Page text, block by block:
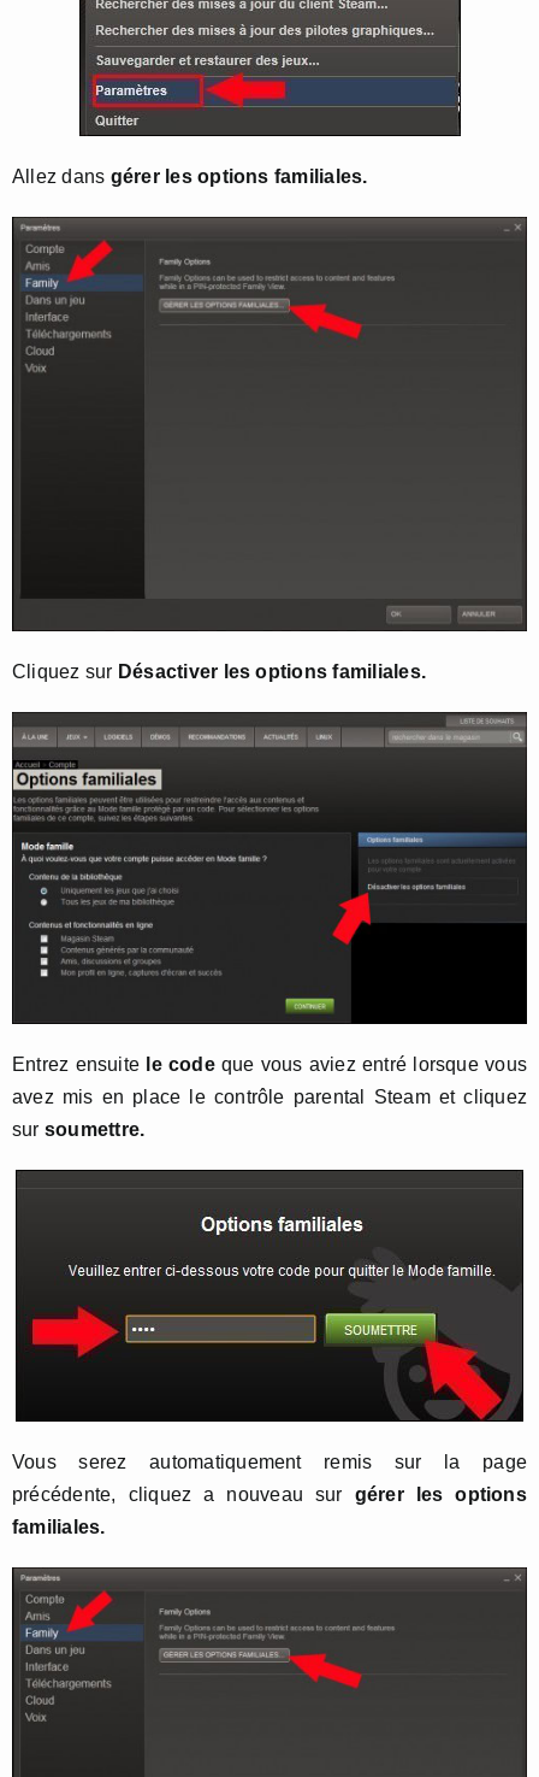
Allez dans gérer les options familiales.
Cliquez sur Désactiver les options familiales.
Entrez ensuite le codeque vous aviez entré lorsque vous
avez mis en place le contrôle parental Steam et cliquez
sur soumettre.
Vous serez automatiquement remis sur la page
précédente, cliquez a nouveau sur gérer les options
familiales.